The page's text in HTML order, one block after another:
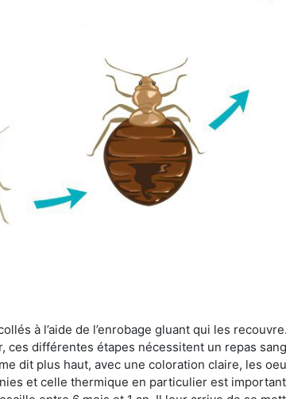
à l’aide de l’enrobage gluant qui les
différentes étapes nécessitent un repas
dit plus haut, avec une coloration claire, les
et celle thermique en particulier est